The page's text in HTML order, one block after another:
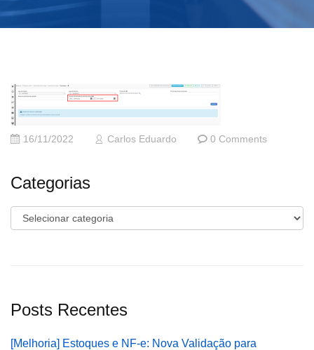
16/11/2022 Carlos Eduardo 0 Comments
Categorias
Categorias
Posts Recentes
[Melhoria] Estoques e NF-e: Nova Validação para